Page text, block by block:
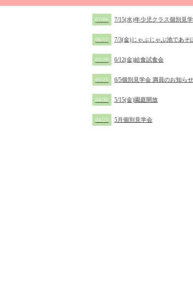
07/06 7/15(水)年少児クラス個別見
06/12 7/3(金)じゃぶじゃぶ池であそ
05/28 6/12(金)給食試食会
05/25 6/5個別見学会 満員のお知らせ
04/30 5/15(金)園庭開放
04/23 5月個別見学会